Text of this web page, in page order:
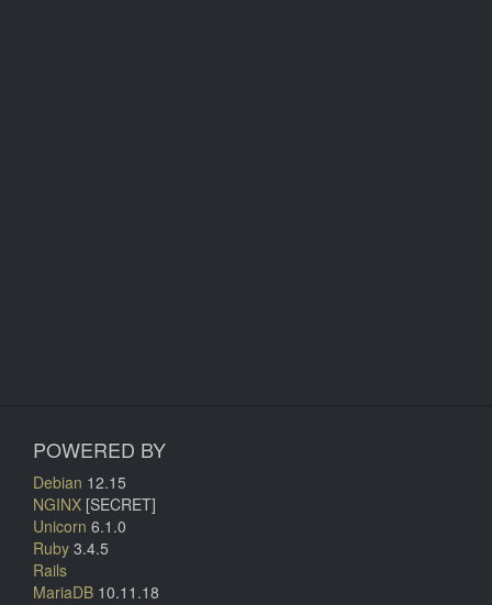
POWERED BY
Debian 12.15
NGINX [SECRET]
Unicorn 6.1.0
Ruby 3.4.5
Rails
MariaDB 10.11.18